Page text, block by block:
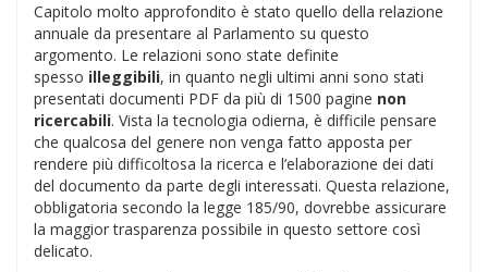
Capitolo molto approfondito è stato quello della relazione
annuale da presentare al Parlamento su questo
argomento. Le relazioni sono state definite
spesso illeggibili, in quanto negli ultimi anni sono stati
presentati documenti PDF da più di 1500 pagine non
ricercabili. Vista la tecnologia odierna, è difficile pensare
che qualcosa del genere non venga fatto apposta per
rendere più difficoltosa la ricerca e l’elaborazione dei dati
del documento da parte degli interessati. Questa relazione,
obbligatoria secondo la legge 185/90, dovrebbe assicurare
la maggior trasparenza possibile in questo settore così
delicato.